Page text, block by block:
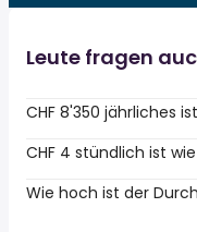
Leute fragen
CHF 8'350 jährliches
CHF 4 stündlich ist
Wie hoch ist der